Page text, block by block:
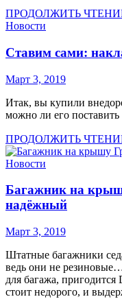
ПРОДОЛЖИТЬ
Новости
Ставим сами:
Март 3, 2019
Итак, вы купили
можно ли его
ПРОДОЛЖИТЬ
Новости
Багажник на
надёжный
Март 3, 2019
Штатные багажники
ведь они не резиновые…
для багажа,
стоит недорого, и